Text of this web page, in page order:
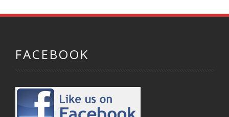
FACEBOOK